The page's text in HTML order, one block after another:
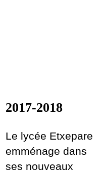
2017-2018
Le lycée Etxepare
emménage dans
ses nouveaux